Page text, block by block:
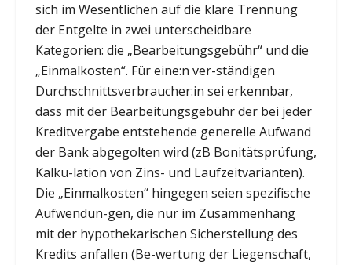
sich im Wesentlichen auf die klare Trennung
der Entgelte in zwei unterscheidbare
Kategorien: die „Bearbeitungsgebühr“ und die
„Einmalkosten“. Für eine:n ver-ständigen
Durchschnittsverbraucher:in sei erkennbar,
dass mit der Bearbeitungsgebühr der bei jeder
Kreditvergabe entstehende generelle Aufwand
der Bank abgegolten wird (zB Bonitätsprüfung,
Kalku-lation von Zins- und Laufzeitvarianten).
Die „Einmalkosten“ hingegen seien spezifische
Aufwendun-gen, die nur im Zusammenhang
mit der hypothekarischen Sicherstellung des
Kredits anfallen (Be-wertung der Liegenschaft,